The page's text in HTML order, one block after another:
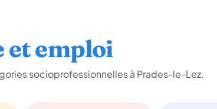
et emploi
socioprofessionnelles à Prades-le-Lez.